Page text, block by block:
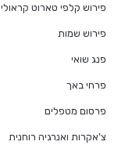
פירוש קלפי טארוט קראולי
פירוש שמות
פנג שואי
פרחי באך
פרסום מטפלים
צ'אקרות ואנרגיה רוחנית